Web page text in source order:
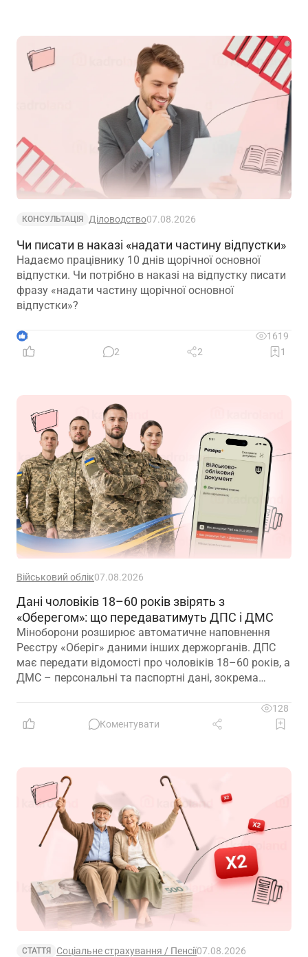
КОНСУЛЬТАЦІЯ Діловодство07.08.2026
Чи писати в наказі «надати частину відпустки»
Надаємо працівнику 10 днів щорічної основної
відпустки. Чи потрібно в наказі на відпустку писати
фразу «надати частину щорічної основної
відпустки»?
3
1619
2
2 1
Військовий облік07.08.2026
Дані чоловіків 18–60 років звірять з
«Оберегом»: що передаватимуть ДПС і ДМС
Міноборони розширює автоматичне наповнення
Реєстру «Оберіг» даними інших держорганів. ДПС
має передати відомості про чоловіків 18–60 років, а
ДМС – персональні та паспортні дані, зокрема
128
Коментувати
СТАТТЯ Соціальне страхування / Пенсії07.08.2026